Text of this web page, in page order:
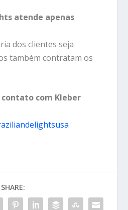
atende apenas
dos clientes seja
também contratam os
com Kleber
SHARE: